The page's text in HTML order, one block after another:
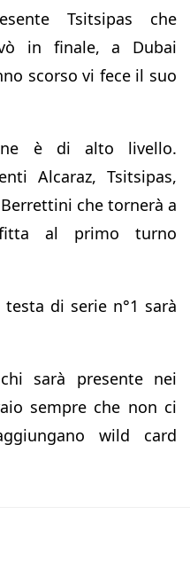
Tsitsipas che
in finale, a Dubai
scorso vi fece il suo
è di alto livello.
Alcaraz, Tsitsipas,
che tornerà a
al primo turno
di serie n°1 sarà
sarà presente nei
sempre che non ci
wild card